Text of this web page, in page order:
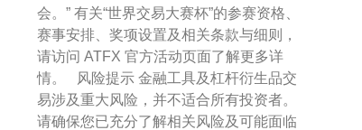
会。” 有关“世界交易大赛杯”的参赛资格、
赛事安排、奖项设置及相关条款与细则，
请访问 ATFX 官方活动页面了解更多详
情。 风险提示 金融工具及杠杆衍生品交
易涉及重大风险，并不适合所有投资者。
请确保您已充分了解相关风险及可能面临